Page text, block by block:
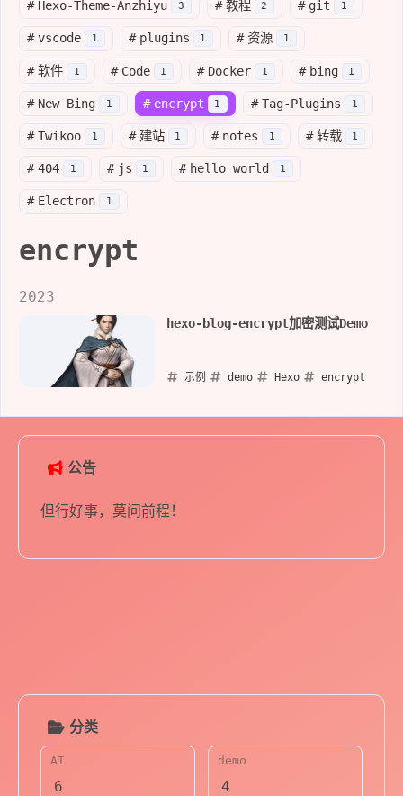
# Hexo-Theme-Anzhiyu 3 # 教程 2 # git 1
# vscode 1 # plugins 1 # 资源 1
# 软件 1 # Code 1 # Docker 1 # bing 1
# New Bing 1 # encrypt 1 # Tag-Plugins 1
# Twikoo 1 # 建站 1 # notes 1 # 转载 1
# 404 1 # js 1 # hello world 1
# Electron 1
encrypt
2023
hexo-blog-encrypt加密测试Demo
示例 demo Hexo encrypt
公告
但行好事，莫问前程！
分类
AI
6
demo
4